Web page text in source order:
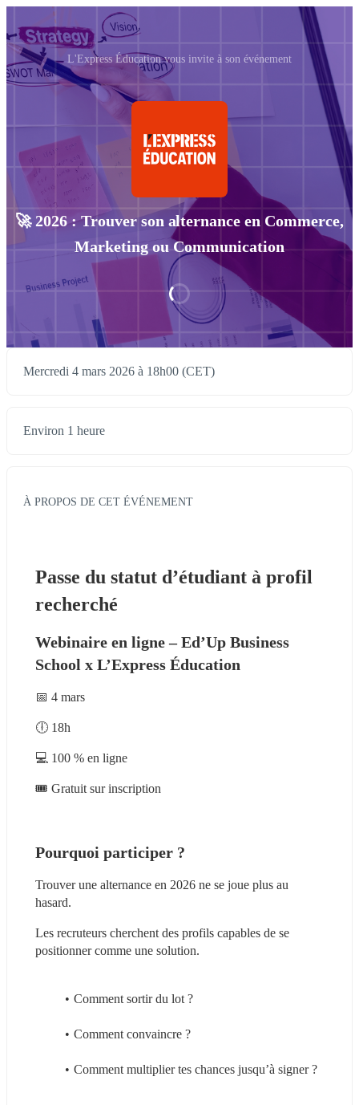
L'Express Éducation vous invite à son événement
🚀 2026 : Trouver son alternance en Commerce,
Marketing ou Communication
Mercredi 4 mars 2026 à 18h00 (CET)
Environ 1 heure
À PROPOS DE CET ÉVÉNEMENT
Passe du statut d’étudiant à profil
recherché
Webinaire en ligne – Ed’Up Business
School x L’Express Éducation
📅 4 mars
🕕 18h
💻 100 % en ligne
🎟️ Gratuit sur inscription
Pourquoi participer ?
Trouver une alternance en 2026 ne se joue plus au
hasard.
Les recruteurs cherchent des profils capables de se
positionner comme une solution.
Comment sortir du lot ?
Comment convaincre ?
Comment multiplier tes chances jusqu’à signer ?